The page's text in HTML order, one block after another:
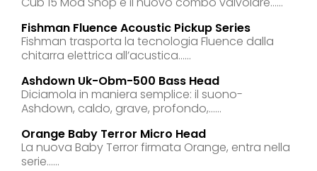
Fishman Fluence Acoustic Pickup Series
Fishman trasporta la tecnologia Fluence dalla
chitarra elettrica all’acustica......
Ashdown Uk-Obm-500 Bass Head
Diciamola in maniera semplice: il suono-
Ashdown, caldo, grave, profondo,......
Orange Baby Terror Micro Head
La nuova Baby Terror firmata Orange, entra nella
serie......